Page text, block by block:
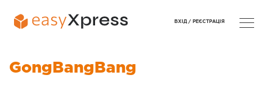
GongBangBang
ВХІД / РЕЄСТРАЦІЯ